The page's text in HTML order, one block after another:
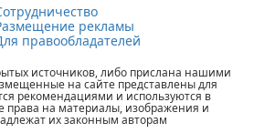
рекламы
правообладателей
источников, либо прислана нашими
на сайте представлены для
рекомендациями и используются в
права на материалы, изображения и
их законным авторам